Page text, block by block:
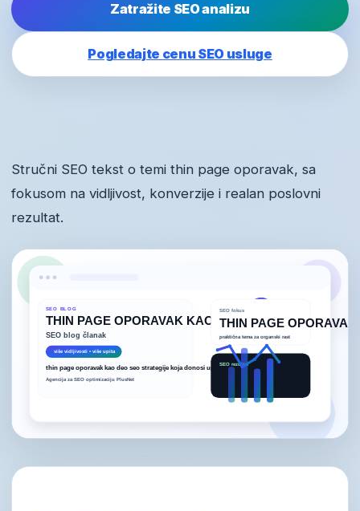
Zatražite SEO analizu
Pogledajte cenu SEO usluge
Stručni SEO tekst o temi thin page oporavak, sa
fokusom na vidljivost, konverzije i realan poslovni
rezultat.